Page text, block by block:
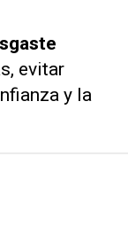
evitar
y la